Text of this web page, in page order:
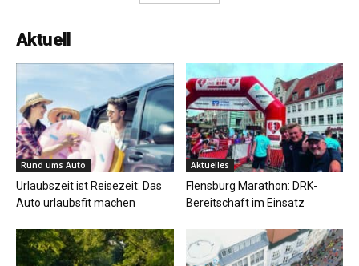
Aktuell
Rund ums Auto
Urlaubszeit ist Reisezeit: Das
Auto urlaubsfit machen
Aktuelles
Flensburg Marathon: DRK-
Bereitschaft im Einsatz